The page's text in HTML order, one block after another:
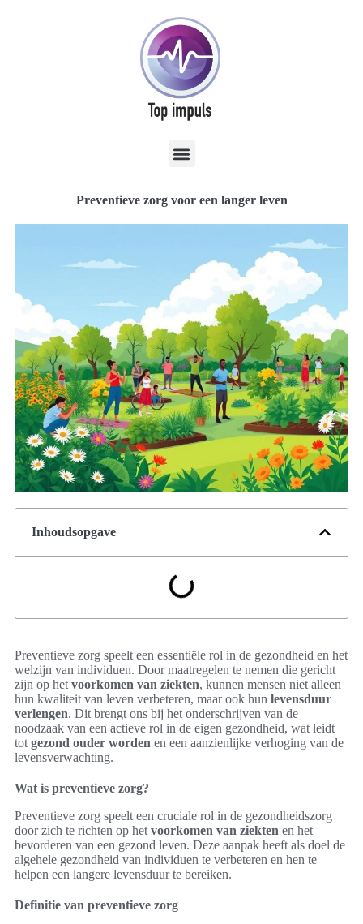
Preventieve zorg voor een langer leven
Inhoudsopgave
Preventieve zorg speelt een essentiële rol in de gezondheid en het
welzijn van individuen. Door maatregelen te nemen die gericht
zijn op het voorkomen van ziekten, kunnen mensen niet alleen
hun kwaliteit van leven verbeteren, maar ook hun levensduur
verlengen. Dit brengt ons bij het onderschrijven van de
noodzaak van een actieve rol in de eigen gezondheid, wat leidt
tot gezond ouder worden en een aanzienlijke verhoging van de
levensverwachting.
Wat is preventieve zorg?
Preventieve zorg speelt een cruciale rol in de gezondheidszorg
door zich te richten op het voorkomen van ziekten en het
bevorderen van een gezond leven. Deze aanpak heeft als doel de
algehele gezondheid van individuen te verbeteren en hen te
helpen een langere levensduur te bereiken.
Definitie van preventieve zorg